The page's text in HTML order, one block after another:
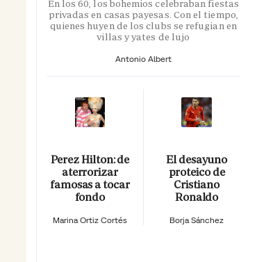
En los 60, los bohemios celebraban fiestas
privadas en casas payesas. Con el tiempo,
quienes huyen de los clubs se refugian en
villas y yates de lujo
Antonio Albert
Perez Hilton: de
aterrorizar
famosas a tocar
fondo
Marina Ortiz Cortés
El desayuno
proteico de
Cristiano
Ronaldo
Borja Sánchez